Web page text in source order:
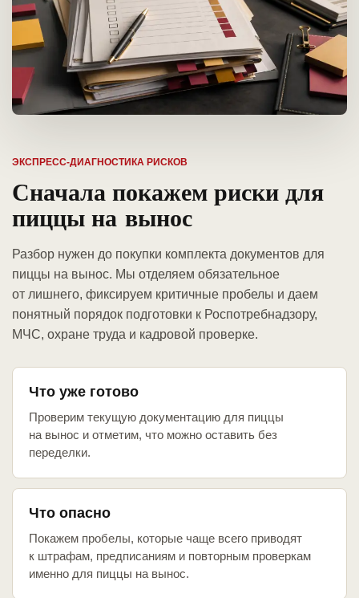
ЭКСПРЕСС-ДИАГНОСТИКА РИСКОВ
Сначала покажем риски для
пиццы на вынос
Разбор нужен до покупки комплекта документов для
пиццы на вынос. Мы отделяем обязательное
от лишнего, фиксируем критичные пробелы и даем
понятный порядок подготовки к Роспотребнадзору,
МЧС, охране труда и кадровой проверке.
Что уже готово
Проверим текущую документацию для пиццы
на вынос и отметим, что можно оставить без
переделки.
Что опасно
Покажем пробелы, которые чаще всего приводят
к штрафам, предписаниям и повторным проверкам
именно для пиццы на вынос.